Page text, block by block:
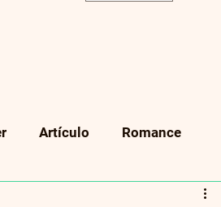
Artículo Romance
Cuento infantil